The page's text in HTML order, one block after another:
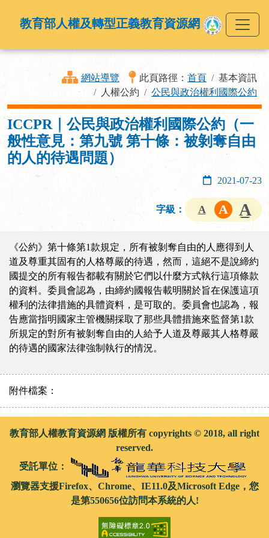
教育部人權及轉型正義教育資源網
網站導覽 此頁路徑： 首頁
基本資訊
人權公約
公民與政治權利國際公約
ICCPR｜公民與政治權利國際公約（一
般性意見：第九號 第十條：被剝奪自由
的人的待遇問題）
2021-07-23
字級：
《公約》第十條第1款規定，所有被剝奪自由的人應得到人
道及尊重其固有的人格尊嚴的待遇，然而，這絕不是說締約
國提交的所有報告都載有關於它們以什麼方式執行這項條款
的資料。委員會認為，由締約國報告載明關於旨在保護這項
權利的法律措施的具體資料，是可取的。委員會也認為，報
告應當指明國家主管機關採取了那些具體措施來監督第1款
所規定的對所有被剝奪自由的人給予人道及尊嚴其人格尊嚴
的待遇的國家法律強制執行的情況。
附件檔案：
教育部人權教育資源網 版權所有 copyrights © 2018, all right
reserved.
受託單位：
瀏覽器支援Firefox、Chrome、IE11.0及Microsoft Edge，您
是第550656位訪問本系統的人!